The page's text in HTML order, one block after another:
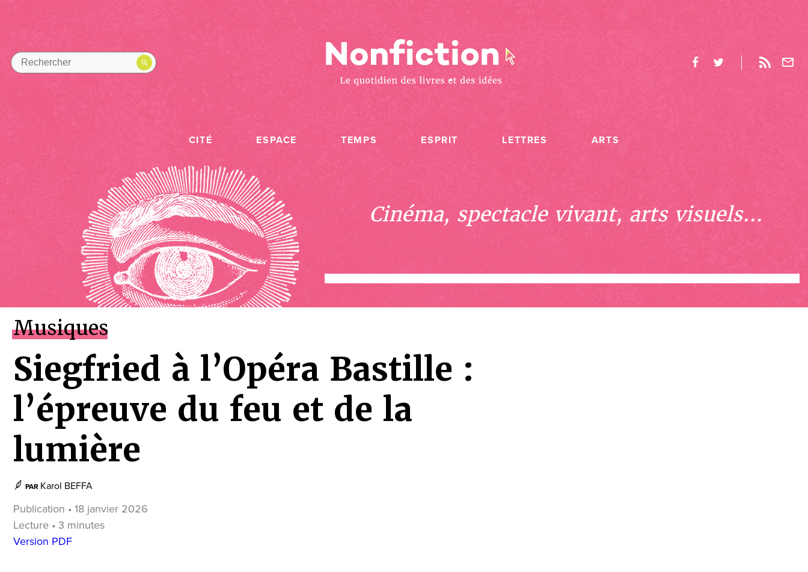
CITÉ ESPACE TEMPS ESPRIT LETTRES ARTS
Cinéma, spectacle vivant, arts visuels...
Musiques
Siegfried à l’Opéra Bastille :
l’épreuve du feu et de la
lumière
PAR Karol BEFFA
Publication • 18 janvier 2026
Lecture • 3 minutes
Version PDF